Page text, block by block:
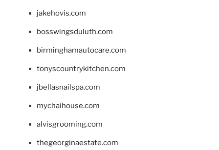
jakehovis.com
bosswingsduluth.com
birminghamautocare.com
tonyscountrykitchen.com
jbellasnailspa.com
mychaihouse.com
alvisgrooming.com
thegeorginaestate.com